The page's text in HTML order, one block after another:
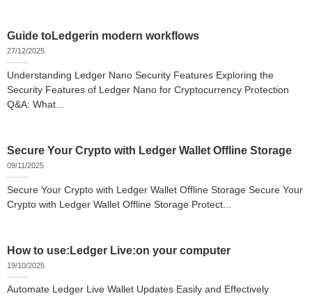
Guide toLedgerin modern workflows
27/12/2025
Understanding Ledger Nano Security Features Exploring the
Security Features of Ledger Nano for Cryptocurrency Protection
Q&A: What...
Secure Your Crypto with Ledger Wallet Offline Storage
09/11/2025
Secure Your Crypto with Ledger Wallet Offline Storage Secure Your
Crypto with Ledger Wallet Offline Storage Protect...
How to use:Ledger Live:on your computer
19/10/2025
Automate Ledger Live Wallet Updates Easily and Effectively